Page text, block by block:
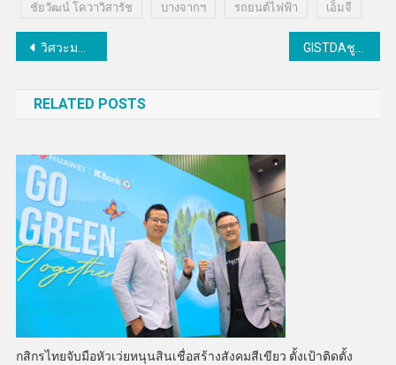
ชัยวัฒน์ โควาวิสารัช
บางจากฯ รถยนต์ไฟฟ้า เอ็มจี
แนะแนว
วิศวะมหิดลจัดสัมมนา ‘รถไฟฟ้าความเร็วสูง’ ไทย-เยอรมัน ลงนามต่ออายุความร่วมมือดีเดย์เปิดสมาคมระบบรางเยอรมัน-ไทย GISTDAชูศักยภาพเทคโนโลยีอวกาศช่วยรับมือสถานการณ์ฉุกเฉิน
RELATED POSTS
กสิกรไทยจับมือหัวเว่ยหนุนสินเชื่อสร้างสังคมสีเขียว ตั้งเป้าติดตั้ง